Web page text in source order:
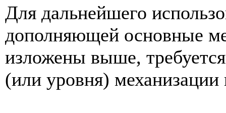
Для дальнейшего
дополняющей основные
изложены выше,
(или уровня) механизации